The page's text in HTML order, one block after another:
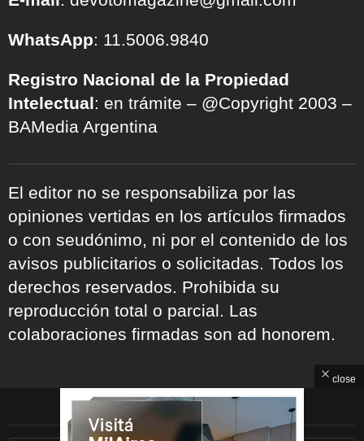
WhatsApp: 11.5006.9840
Registro Nacional de la Propiedad
Intelectual: en trámite – @Copyright 2003 –
BAMedia Argentina
El editor no se responsabiliza por las
opiniones vertidas en los artículos firmados
o con seudónimo, ni por el contenido de los
avisos publicitarios o solicitadas. Todos los
derechos reservados. Prohibida su
reproducción total o parcial. Las
colaboraciones firmadas son ad honorem.
ARCHIVOS
close